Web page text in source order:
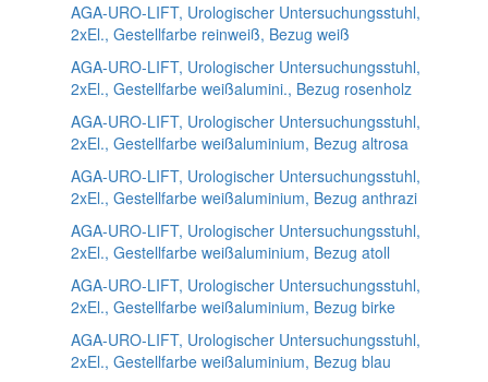
AGA-URO-LIFT, Urologischer Untersuchungsstuhl,
2xEl., Gestellfarbe reinweiß, Bezug weiß
AGA-URO-LIFT, Urologischer Untersuchungsstuhl,
2xEl., Gestellfarbe weißalumini., Bezug rosenholz
AGA-URO-LIFT, Urologischer Untersuchungsstuhl,
2xEl., Gestellfarbe weißaluminium, Bezug altrosa
AGA-URO-LIFT, Urologischer Untersuchungsstuhl,
2xEl., Gestellfarbe weißaluminium, Bezug anthrazi
AGA-URO-LIFT, Urologischer Untersuchungsstuhl,
2xEl., Gestellfarbe weißaluminium, Bezug atoll
AGA-URO-LIFT, Urologischer Untersuchungsstuhl,
2xEl., Gestellfarbe weißaluminium, Bezug birke
AGA-URO-LIFT, Urologischer Untersuchungsstuhl,
2xEl., Gestellfarbe weißaluminium, Bezug blau